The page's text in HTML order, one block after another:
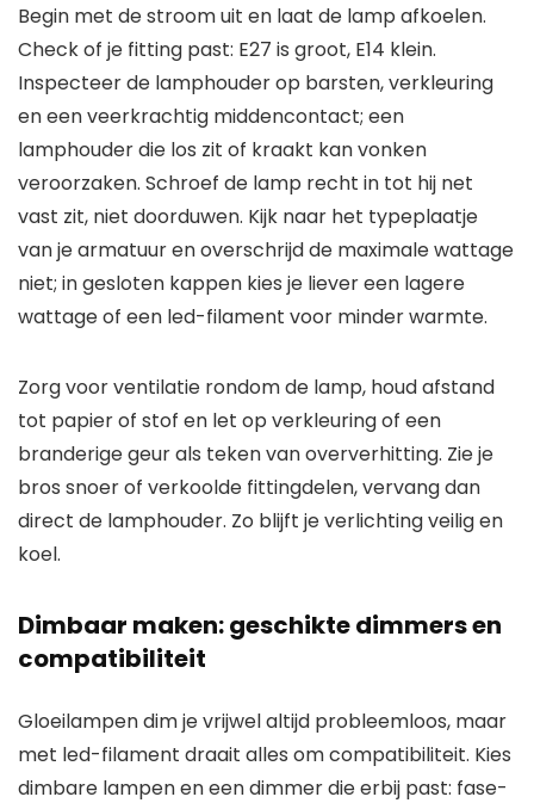
Begin met de stroom uit en laat de lamp afkoelen.
Check of je fitting past: E27 is groot, E14 klein.
Inspecteer de lamphouder op barsten, verkleuring
en een veerkrachtig middencontact; een
lamphouder die los zit of kraakt kan vonken
veroorzaken. Schroef de lamp recht in tot hij net
vast zit, niet doorduwen. Kijk naar het typeplaatje
van je armatuur en overschrijd de maximale wattage
niet; in gesloten kappen kies je liever een lagere
wattage of een led-filament voor minder warmte.
Zorg voor ventilatie rondom de lamp, houd afstand
tot papier of stof en let op verkleuring of een
branderige geur als teken van oververhitting. Zie je
bros snoer of verkoolde fittingdelen, vervang dan
direct de lamphouder. Zo blijft je verlichting veilig en
koel.
Dimbaar maken: geschikte dimmers en
compatibiliteit
Gloeilampen dim je vrijwel altijd probleemloos, maar
met led-filament draait alles om compatibiliteit. Kies
dimbare lampen en een dimmer die erbij past: fase-